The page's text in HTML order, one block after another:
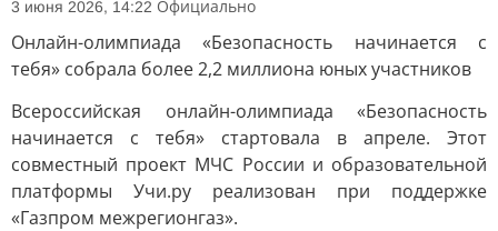
3 июня 2026, 14:22 Официально
Онлайн-олимпиада «Безопасность начинается с
тебя» собрала более 2,2 миллиона юных участников
Всероссийская онлайн-олимпиада «Безопасность
начинается с тебя» стартовала в апреле. Этот
совместный проект МЧС России и образовательной
платформы Учи.ру реализован при поддержке
«Газпром межрегионгаз».